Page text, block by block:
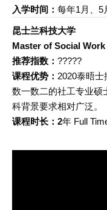
入学时间： 每年1月、5
昆士兰科技大学
Master of Social
推荐指数： ?????
课程优势： 2020泰晤
数一数二的社工专业硕
科背景要求相对广泛。
课程时长：2年 Full